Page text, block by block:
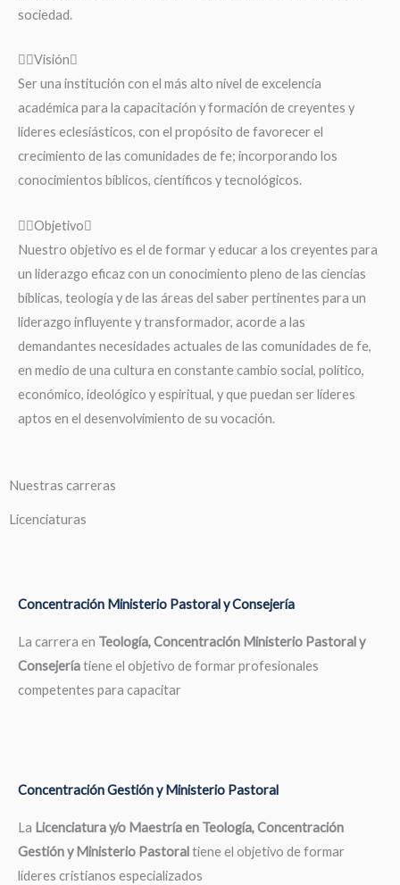
sociedad.
Visión
Ser una institución con el más alto nivel de excelencia
académica para la capacitación y formación de creyentes y
líderes eclesiásticos, con el propósito de favorecer el
crecimiento de las comunidades de fe; incorporando los
conocimientos bíblicos, científicos y tecnológicos.
Objetivo
Nuestro objetivo es el de formar y educar a los creyentes para
un liderazgo eficaz con un conocimiento pleno de las ciencias
bíblicas, teología y de las áreas del saber pertinentes para un
liderazgo influyente y transformador, acorde a las
demandantes necesidades actuales de las comunidades de fe,
en medio de una cultura en constante cambio social, político,
económico, ideológico y espiritual, y que puedan ser líderes
aptos en el desenvolvimiento de su vocación.
Nuestras carreras
Licenciaturas
Concentración Ministerio Pastoral y Consejería
La carrera en Teología, Concentración Ministerio Pastoral y
Consejeríatiene el objetivo de formar profesionales
competentes para capacitar
Concentración Gestión y Ministerio Pastoral
La Licenciatura y/o Maestría en Teología, Concentración
Gestión y Ministerio Pastoraltiene el objetivo de formar
líderes cristianos especializados